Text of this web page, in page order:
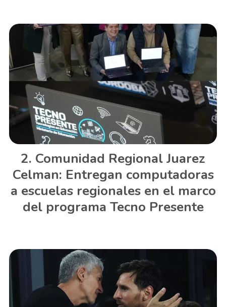
Comunidad Regional Juarez
Celman: Entregan computadoras
a escuelas regionales en el marco
del programa Tecno Presente